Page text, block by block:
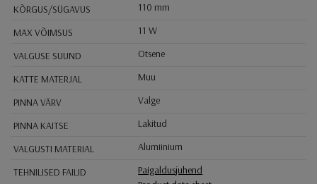
KÕRGUS/SÜGAVUS
110 mm
MAX VÕIMSUS
11 W
VALGUSE SUUND
Otsene
KATTE MATERJAL
Muu
PINNA VÄRV
Valge
PINNA KAITSE
Lakitud
VALGUSTI MATERIAL
Alumiinium
TEHNILISED FAILID
Paigaldusjuhend